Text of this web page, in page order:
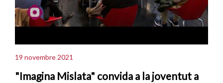
19 novembre 2021
"Imagina Mislata" convida a la joventut a